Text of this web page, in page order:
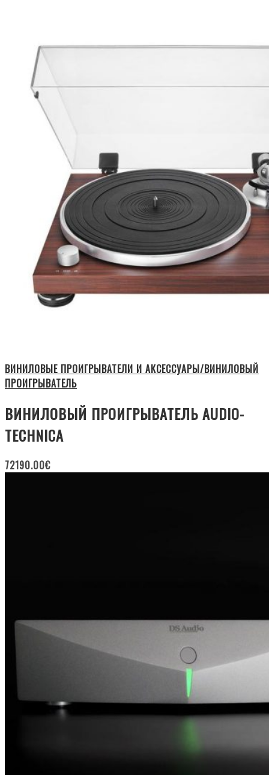
ВИНИЛОВЫЕ ПРОИГРЫВАТЕЛИ И АКСЕССУАРЫ/ВИНИЛОВЫЙ
ПРОИГРЫВАТЕЛЬ
ВИНИЛОВЫЙ ПРОИГРЫВАТЕЛЬ AUDIO-
TECHNICA
72190.00€